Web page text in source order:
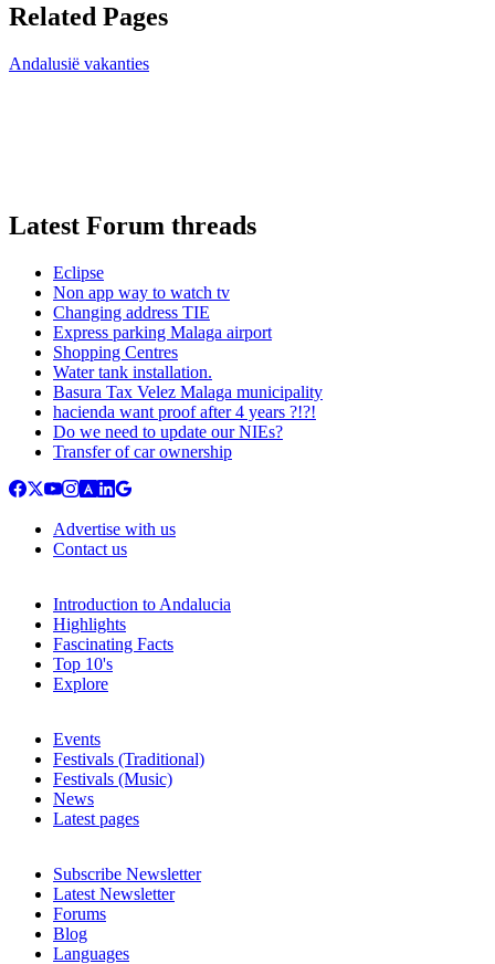
Related Pages
Andalusië vakanties
Latest Forum threads
Eclipse
Non app way to watch tv
Changing address TIE
Express parking Malaga airport
Shopping Centres
Water tank installation.
Basura Tax Velez Malaga municipality
hacienda want proof after 4 years ?!?!
Do we need to update our NIEs?
Transfer of car ownership
Advertise with us
Contact us
Introduction to Andalucia
Highlights
Fascinating Facts
Top 10's
Explore
Events
Festivals (Traditional)
Festivals (Music)
News
Latest pages
Subscribe Newsletter
Latest Newsletter
Forums
Blog
Languages